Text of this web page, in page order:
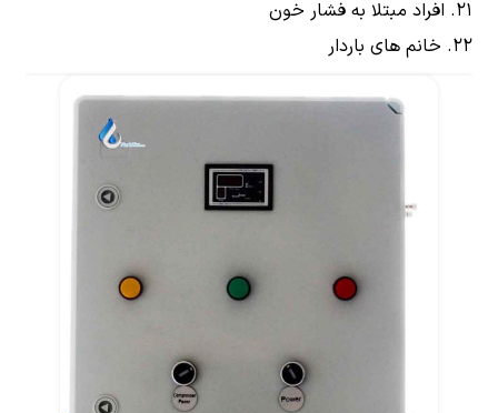
افراد مبتلا به فشار خون
خانم های باردار